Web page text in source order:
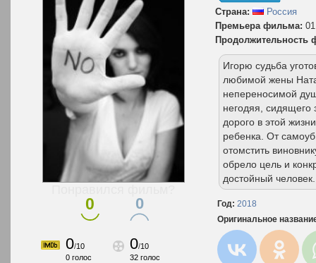
0 0
0/10
0 голос
0/10
32 голос
Страна:
Россия
Премьера фильма:
Продолжительность
Игорю судьба
любимой жены
непереносимой
негодяя, сидящего
дорого в этой
ребенка. От
отомстить
обрело цель и
достойный
Год: 2018
Оригинальное